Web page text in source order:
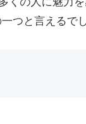
つと言えるでし